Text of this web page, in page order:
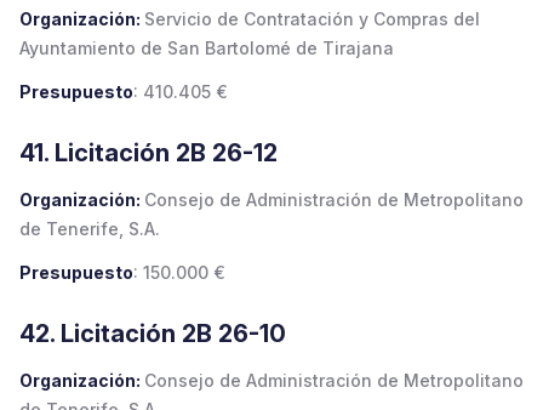
Organización: Servicio de Contratación y Compras del
Ayuntamiento de San Bartolomé de Tirajana
Presupuesto: 410.405 €
41. Licitación 2B 26-12
Organización: Consejo de Administración de Metropolitano
de Tenerife, S.A.
Presupuesto: 150.000 €
42. Licitación 2B 26-10
Organización: Consejo de Administración de Metropolitano